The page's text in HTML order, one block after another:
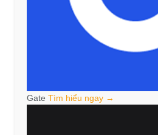
Gate Tìm hiểu ngay →